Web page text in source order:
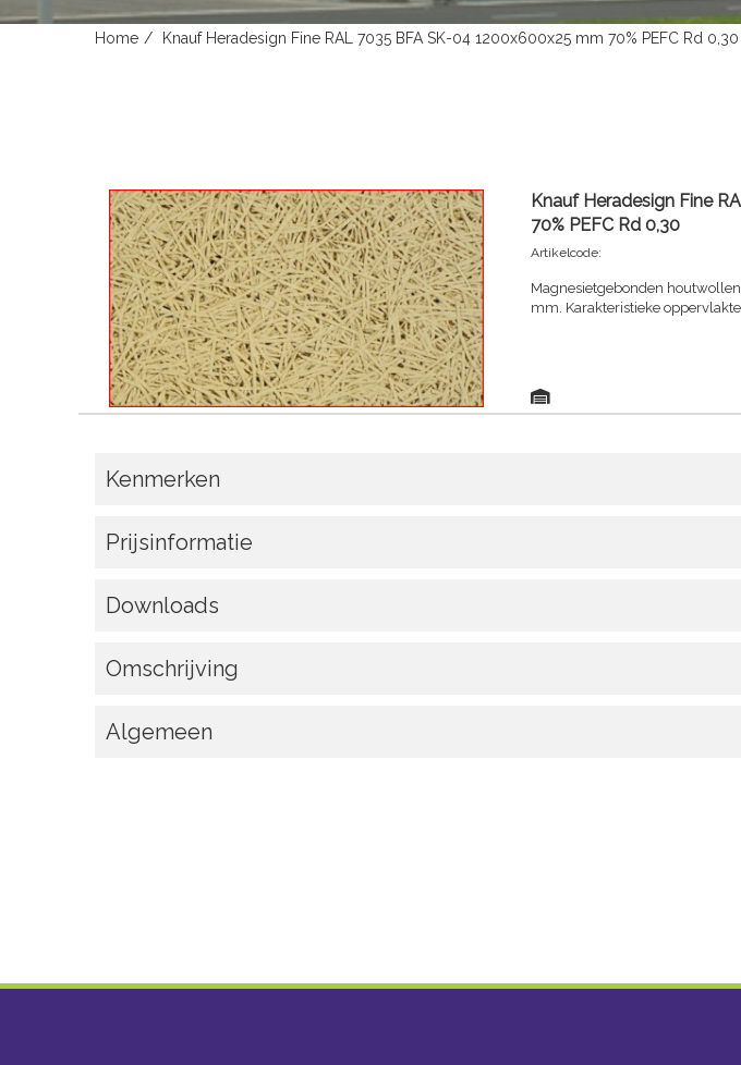
Home Knauf Heradesign Fine RAL 7035 BFA SK-04 1200x600x25 mm 70% PEFC Rd 0,30
Knauf Heradesign Fine
70% PEFC Rd 0,30
Artikelcode:
Magnesietgebonden
mm. Karakteristieke
Kenmerken
Prijsinformatie
Downloads
Omschrijving
Algemeen